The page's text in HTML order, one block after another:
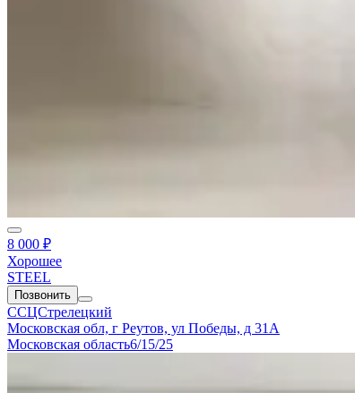
8 000 ₽
Хорошее
STEEL
Позвонить
ССЦСтрелецкий
Московская обл, г Реутов, ул Победы, д 31А
Московская область6/15/25